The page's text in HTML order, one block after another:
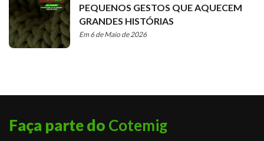
PEQUENOS GESTOS QUE AQUECEM
GRANDES HISTÓRIAS
Em 6 de Maio de 2026
Faça parte do Cotemig